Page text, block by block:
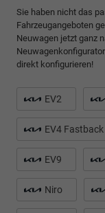
Sie haben nicht das
Fahrzeugangeboten
Neuwagen jetzt ganz
direkt konfigurieren!
EV2
EV4 Fastback
EV9
Niro